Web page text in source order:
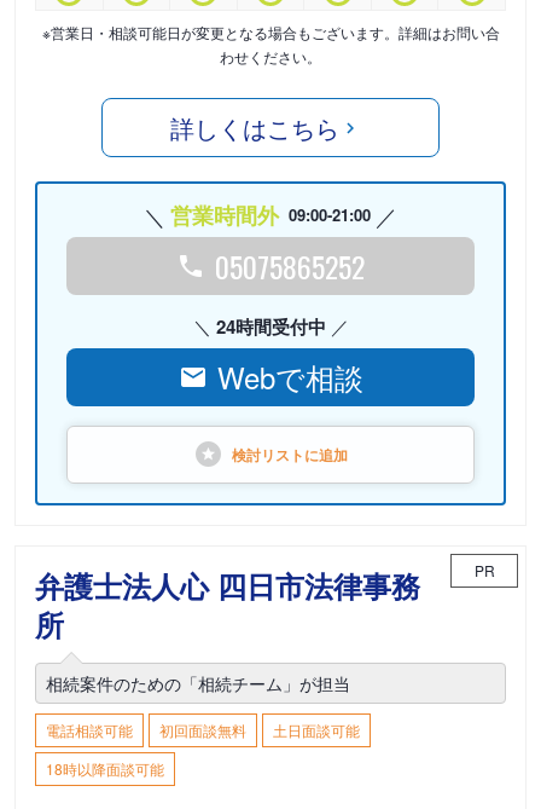
※営業日・相談可能日が変更となる場合もございます。詳細はお問い合
わせください。
詳しくはこちら
営業時間外 09:00-21:00
05075865252
24時間受付中
Webで相談
検討リストに追加
弁護士法人心 四日市法律事務
所
PR
相続案件のための「相続チーム」が担当
電話相談可能 初回面談無料
土日面談可能
18時以降面談可能